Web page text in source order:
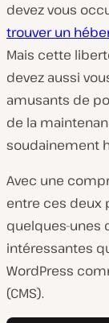
devez vous
trouver un
Mais cette
devez aussi
amusants de
de la
soudainement
Avec une
entre ces deux
quelques-unes
intéressantes
WordPress
(CMS).